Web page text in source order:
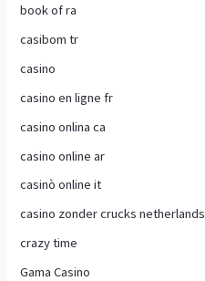
book of ra
casibom tr
casino
casino en ligne fr
casino onlina ca
casino online ar
casinò online it
casino zonder crucks netherlands
crazy time
Gama Casino